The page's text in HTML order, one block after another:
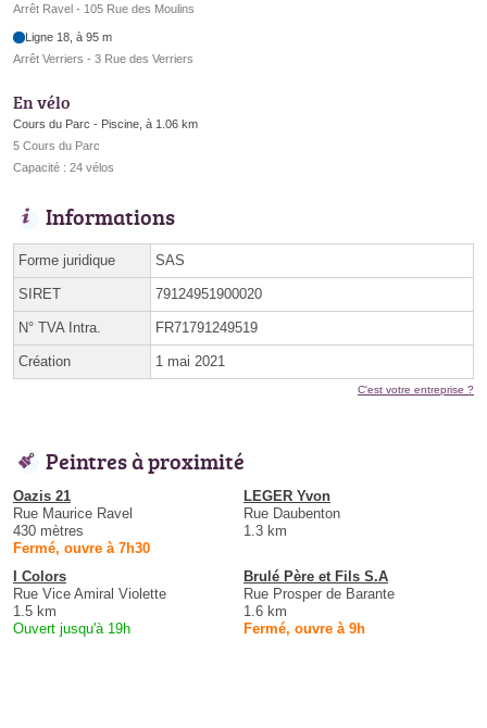
Arrêt Ravel - 105 Rue des Moulins
Ligne 18, à 95 m
Arrêt Verriers - 3 Rue des Verriers
En vélo
Cours du Parc - Piscine, à 1.06 km
5 Cours du Parc
Capacité : 24 vélos
Informations
Forme juridique SAS
SIRET 79124951900020
N° TVA Intra. FR71791249519
Création 1 mai 2021
C'est votre entreprise ?
Peintres à proximité
Oazis 21
Rue Maurice Ravel
430 mètres
Fermé, ouvre à 7h30
LEGER Yvon
Rue Daubenton
1.3 km
I Colors
Rue Vice Amiral Violette
1.5 km
Ouvert jusqu'à 19h
Brulé Père et Fils S.A
Rue Prosper de Barante
1.6 km
Fermé, ouvre à 9h